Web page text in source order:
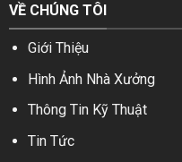
VỀ CHÚNG TÔI
Giới Thiệu
Hình Ảnh Nhà Xưởng
Thông Tin Kỹ Thuật
Tin Tức